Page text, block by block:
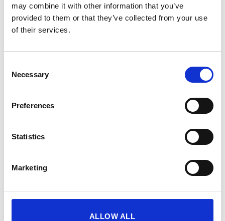
may combine it with other information that you’ve
provided to them or that they’ve collected from your use
of their services.
Selection
Necessary
Preferences
Statistics
Marketing
ALLOW ALL
بسهولة – سواء في المنزل أو في الاستوديو أو أثناء السفر.
مثالية لجلسة تدريب مشتركة مع الأصدقاء أو العائلة أو الشريك